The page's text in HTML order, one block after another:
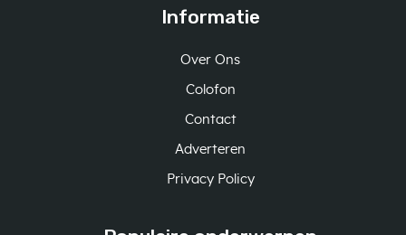
Informatie
Over Ons
Colofon
Contact
Adverteren
Privacy Policy